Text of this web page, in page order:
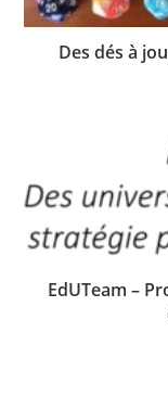
Des dés à
EdUTeam –